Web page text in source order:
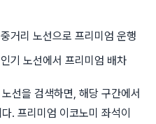
거리 노선으로 프리미엄 운행
기 노선에서 프리미엄 배차
선을 검색하면, 해당 구간에서
. 프리미엄 이코노미 좌석이